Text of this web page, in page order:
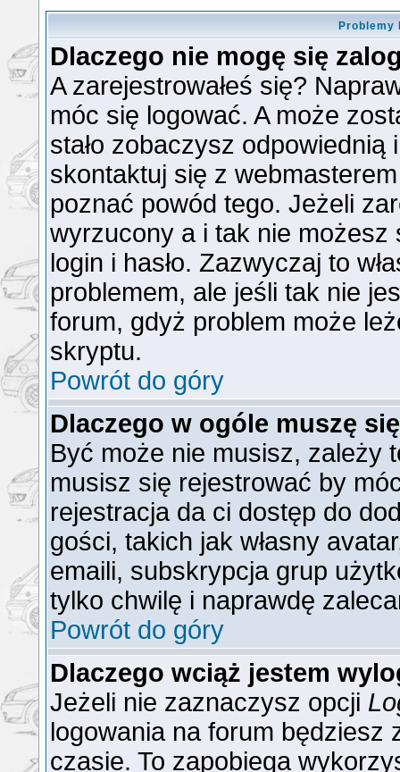
Problemy
Dlaczego nie mogę się
A zarejestrowałeś się?
móc się logować. A może
stało zobaczysz
skontaktuj się z
poznać powód tego. Jeżeli
wyrzucony a i tak nie
login i hasło. Zazwyczaj to
problemem, ale jeśli tak nie
forum, gdyż problem może
skryptu.
Powrót do góry
Dlaczego w ogóle muszę
Być może nie musisz, zależy
musisz się rejestrować by
rejestracja da ci dostęp do
gości, takich jak własny
emaili, subskrypcja grup
tylko chwilę i naprawdę
Powrót do góry
Dlaczego wciąż jestem
Jeżeli nie zaznaczysz opcji
logowania na forum będziesz
czasie. To zapobiega